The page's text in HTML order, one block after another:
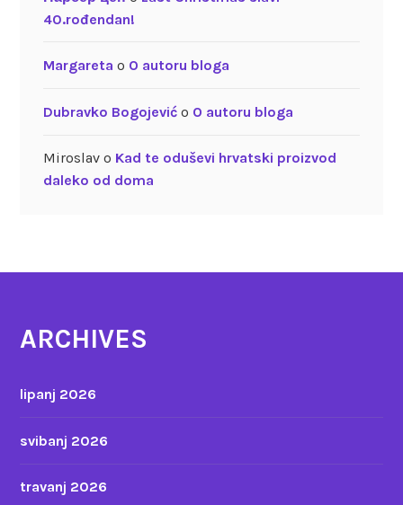
40.rođendan!
Margareta o O autoru bloga
Dubravko Bogojevićo O autoru bloga
Miroslavo Kad te oduševi hrvatski proizvod
daleko od doma
ARCHIVES
lipanj 2026
svibanj 2026
travanj 2026